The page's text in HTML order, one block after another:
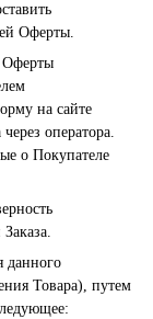
Оферты.
Оферты
на сайте
оператора.
о Покупателе
данного
Товара), путем